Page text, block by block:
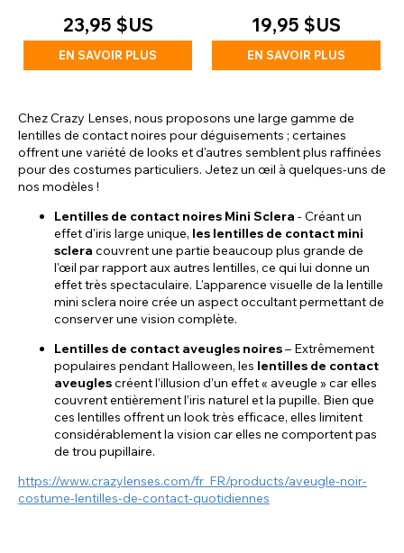
23,95 $US
EN SAVOIR PLUS
19,95 $US
EN SAVOIR PLUS
Chez Crazy Lenses, nous proposons une large gamme de
lentilles de contact noires pour déguisements ; certaines
offrent une variété de looks et d'autres semblent plus raffinées
pour des costumes particuliers. Jetez un œil à quelques-uns de
nos modèles !
Lentilles de contact noires Mini Sclera - Créant un
effet d'iris large unique, les lentilles de contact mini
sclera couvrent une partie beaucoup plus grande de
l'œil par rapport aux autres lentilles, ce qui lui donne un
effet très spectaculaire. L'apparence visuelle de la lentille
mini sclera noire crée un aspect occultant permettant de
conserver une vision complète.
Lentilles de contact aveugles noires– Extrêmement
populaires pendant Halloween, les lentilles de contact
aveuglescréent l’illusion d’un effet « aveugle » car elles
couvrent entièrement l’iris naturel et la pupille. Bien que
ces lentilles offrent un look très efficace, elles limitent
considérablement la vision car elles ne comportent pas
de trou pupillaire.
https://www.crazylenses.com/fr_FR/products/aveugle-noir-
costume-lentilles-de-contact-quotidiennes